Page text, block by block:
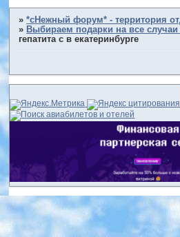
»*сНежный форум* - территория
» Выбираем подарки на все случаи
гепатита с в екатеринбурге